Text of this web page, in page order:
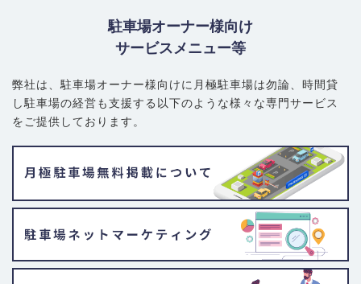
駐車場オーナー様向け
サービスメニュー等
弊社は、駐車場オーナー様向けに月極駐車場は勿論、 時間貸
し駐車場の経営も支援する以下のような様々な専門サービス
をご提供しております。